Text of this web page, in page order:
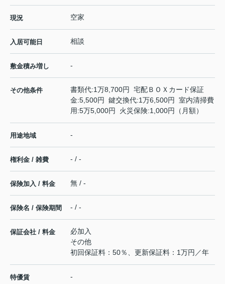
現況 空家
入居可能日 相談
敷金積み増し -
その他条件
書類代:1万8,700円 宅配ＢＯＸカード保証
金:5,500円 鍵交換代:1万6,500円 室内清掃費
用:5万5,000円 火災保険:1,000円（月額）
用途地域 -
権利金 / 雑費 - / -
保険加入 / 料金 無 / -
保険名 / 保険期間 - / -
保証会社 / 料金
必加入
その他
初回保証料：50％、更新保証料：1万円／年
特優賃 -